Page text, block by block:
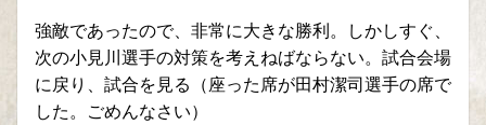
強敵であったので、非常に大きな勝利。しかしすぐ、
次の小見川選手の対策を考えねばならない。試合会場
に戻り、試合を見る（座った席が田村潔司選手の席で
した。ごめんなさい）